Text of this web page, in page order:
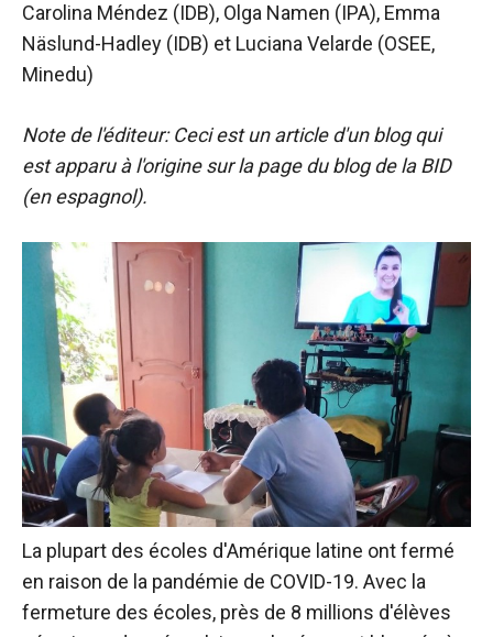
Carolina Méndez (IDB), Olga Namen (IPA), Emma
Näslund-Hadley (IDB) et Luciana Velarde (OSEE,
Minedu)
Note de l'éditeur: Ceci est un article d'un blog qui
est apparu à l'origine sur la page du blog de la BID
(en espagnol).
La plupart des écoles d'Amérique latine ont fermé
en raison de la pandémie de COVID-19. Avec la
fermeture des écoles, près de 8 millions d'élèves